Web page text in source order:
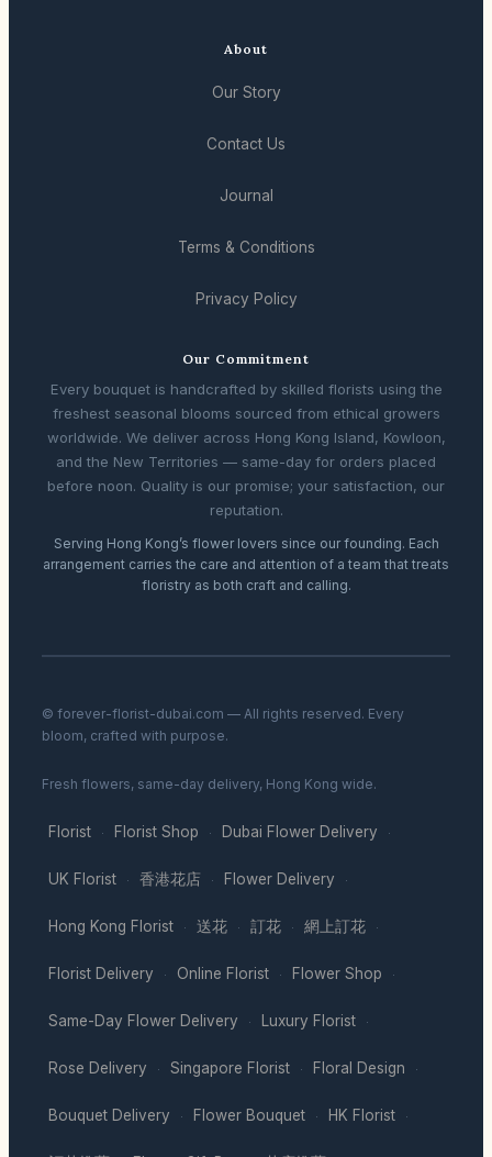
About
Our Story
Contact Us
Journal
Terms & Conditions
Privacy Policy
Our Commitment
Every bouquet is handcrafted by skilled florists using the
freshest seasonal blooms sourced from ethical growers
worldwide. We deliver across Hong Kong Island, Kowloon,
and the New Territories — same-day for orders placed
before noon. Quality is our promise; your satisfaction, our
reputation.
Serving Hong Kong’s flower lovers since our founding. Each
arrangement carries the care and attention of a team that treats
floristry as both craft and calling.
© forever-florist-dubai.com — All rights reserved. Every
bloom, crafted with purpose.
Fresh flowers, same-day delivery, Hong Kong wide.
Florist · Florist Shop · Dubai Flower Delivery ·
UK Florist · 香港花店 · Flower Delivery ·
Hong Kong Florist · 送花 · 訂花 · 網上訂花 ·
Florist Delivery · Online Florist · Flower Shop ·
Same-Day Flower Delivery · Luxury Florist ·
Rose Delivery · Singapore Florist · Floral Design ·
Bouquet Delivery · Flower Bouquet · HK Florist ·